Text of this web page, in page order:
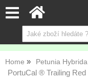
Home Petunia Hybrida
PortuCal ® Trailing Red